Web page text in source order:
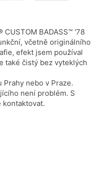
BADASS™ '78
včetně originálního
efekt jsem používal
také čistý bez vyteklých
Prahy nebo v Praze.
není problém. S
kontaktovat.